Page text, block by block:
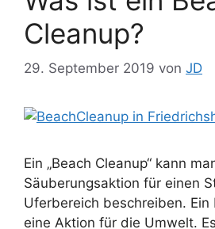
Cleanup?
29. September 2019 von JD
Ein „Beach Cleanup“ kann
Säuberungsaktion für einen
Uferbereich beschreiben. Ein
eine Aktion für die Umwelt.